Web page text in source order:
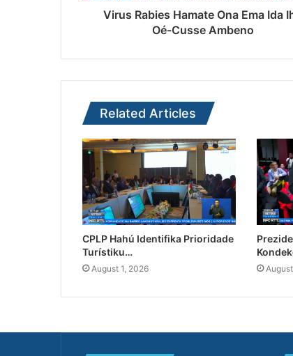
Virus Rabies Hamate Ona Ema Ida
Oé-Cusse Ambeno
Related Articles
CPLP Hahú Identifika Prioridade
Turístiku…
August 1, 2026